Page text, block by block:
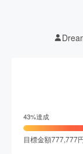
43%達成
目標金額777,777